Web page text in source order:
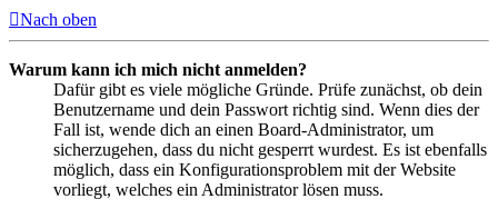
Nach oben
Warum kann ich mich nicht anmelden?
Dafür gibt es viele mögliche Gründe. Prüfe zunächst, ob dein
Benutzername und dein Passwort richtig sind. Wenn dies der
Fall ist, wende dich an einen Board-Administrator, um
sicherzugehen, dass du nicht gesperrt wurdest. Es ist ebenfalls
möglich, dass ein Konfigurationsproblem mit der Website
vorliegt, welches ein Administrator lösen muss.